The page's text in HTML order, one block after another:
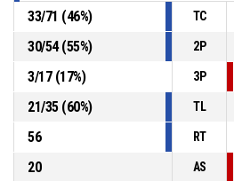
13, Diego PEREZ DIAZ , Rebote ofensivo
P4 00:07
33/71 (46%) TC
30/54(55%) 2P
3/17(17%) 3P
21/35(60%) TL
56
RT
20
AS